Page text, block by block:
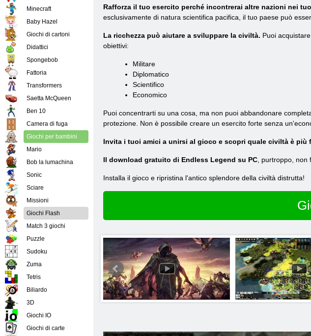
Rafforza il tuo esercito perché incontrerai altre nazioni nei
esclusivamente di natura scientifica pacifica, il tuo paese può
La ricchezza può aiutare a sviluppare la civiltà. Puoi
obiettivi:
Militare
Diplomatico
Scientifico
Economico
Puoi concentrarti su una cosa, ma non puoi abbandonare
protezione. Non è possibile creare un esercito forte senza
Invita i tuoi amici a unirsi al gioco e scopri quale civiltà è più
Il download gratuito di Endless Legend su PC , purtroppo,
Installa il gioco e ripristina l'antico splendore della civiltà distrutta!
Minecraft
Baby Hazel
Giochi di cartoni
Didattici
Spongebob
Fattoria
Transformers
Saetta McQueen
Ben 10
Camera di fuga
Giochi per bambini
Mario
Bob la lumachina
Sonic
Sciare
Missioni
Giochi Flash
Match 3 giochi
Puzzle
Sudoku
Zuma
Tetris
Biliardo
3D
Giochi IO
Giochi di carte